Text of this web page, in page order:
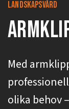
landskapsvård
Med
olika behov